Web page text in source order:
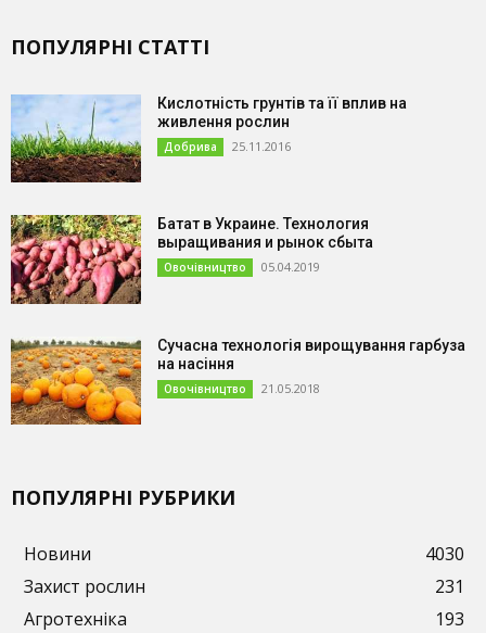
ПОПУЛЯРНІ СТАТТІ
Кислотність грунтів та її вплив на
живлення рослин
Добрива 25.11.2016
Батат в Украине. Технология
выращивания и рынок сбыта
Овочівництво 05.04.2019
Сучасна технологія вирощування гарбуза
на насіння
Овочівництво 21.05.2018
ПОПУЛЯРНІ РУБРИКИ
Новини
4030
Захист рослин
231
Агротехніка
193